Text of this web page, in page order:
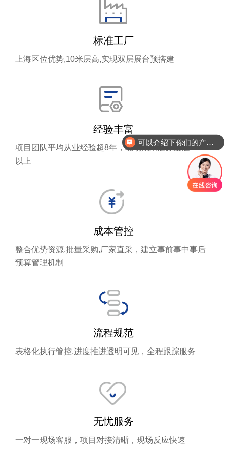
标准工厂
上海区位优势,10米层高,实现双层展台预搭建
经验丰富
项目团队平均从业经验超8年，现场效果还原度达95%
以上
成本管控
整合优势资源,批量采购,厂家直采，建立事前事中事后
预算管理机制
流程规范
表格化执行管控,进度推进透明可见，全程跟踪服务
无忧服务
一对一现场客服，项目对接清晰，现场反应快速
可以介绍下你们的产品么
你们是怎么收费的呢